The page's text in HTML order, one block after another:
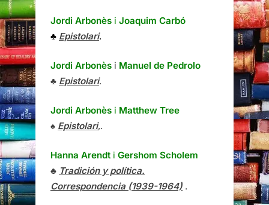
Jordi Arbonès i Joaquim Carbó
♣ Epistolari.
Jordi Arbonès i Manuel de Pedrolo
♣ Epistolari.
Jordi Arbonès i Matthew Tree
♠ Epistolari,.
Hanna Arendt i Gershom Scholem
♣ Tradición y política.
Correspondencia (1939-1964) .